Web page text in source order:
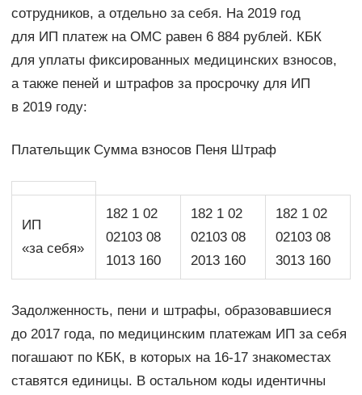
сотрудников, а отдельно за себя. На 2019 год
для ИП платеж на ОМС равен 6 884 рублей. КБК
для уплаты фиксированных медицинских взносов,
а также пеней и штрафов за просрочку для ИП
в 2019 году:
Плательщик Сумма взносов Пеня Штраф
ИП
«за себя»
182 1 02
02103 08
1013 160
182 1 02
02103 08
2013 160
182 1 02
02103 08
3013 160
Задолженность, пени и штрафы, образовавшиеся
до 2017 года, по медицинским платежам ИП за себя
погашают по КБК, в которых на 16-17 знакоместах
ставятся единицы. В остальном коды идентичны